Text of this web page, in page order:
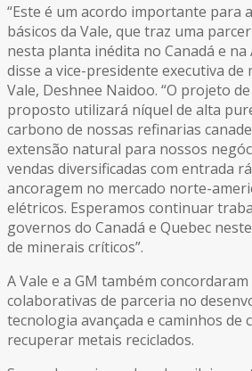
“Este é um acordo importante para
básicos da Vale, que traz uma
nesta planta inédita no Canadá e na
disse a vice-presidente executiva de
Vale, Deshnee Naidoo. “O projeto
proposto utilizará níquel de alta
carbono de nossas refinarias
extensão natural para nossos
vendas diversificadas com entrada
ancoragem no mercado norte-
elétricos. Esperamos continuar
governos do Canadá e Quebec
de minerais críticos”.
A Vale e a GM também
colaborativas de parceria no
tecnologia avançada e caminhos de
recuperar metais reciclados.